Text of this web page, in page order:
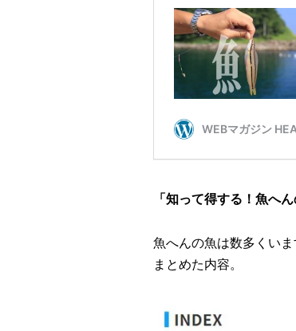
「知って得する！魚へ
魚へんの魚は数多くい
まとめた内容。